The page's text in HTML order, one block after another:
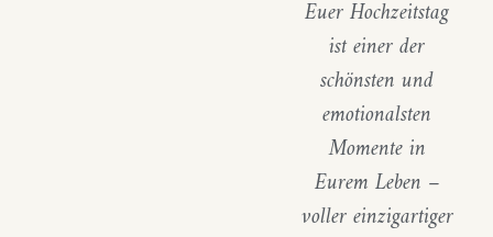
Euer Hochzeitstag
ist einer der
schönsten und
emotionalsten
Momente in
Eurem Leben –
voller einzigartiger